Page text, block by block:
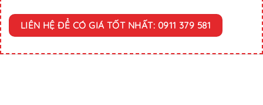
LIÊN HỆ ĐỂ CÓ GIÁ TỐT NHẤT: 0911 379 581